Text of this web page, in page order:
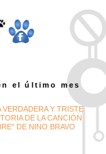
el último mes
VERDADERA Y TRISTE
DE LA CANCIÓN
DE NINO BRAVO